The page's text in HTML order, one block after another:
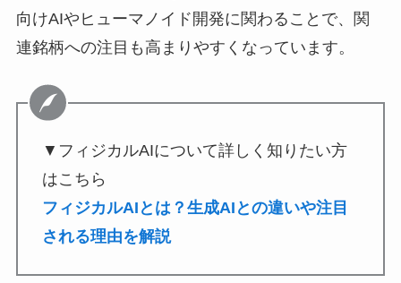
向けAIやヒューマノイド開発に関わることで、関
連銘柄への注目も高まりやすくなっています。
▼フィジカルAIについて詳しく知りたい方
はこちら
フィジカルAIとは？生成AIとの違いや注目
される理由を解説